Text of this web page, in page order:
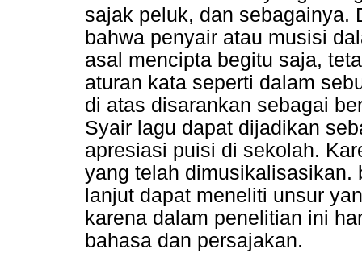
sajak peluk, dan sebagainya.
bahwa penyair atau musisi
asal mencipta begitu saja,
aturan kata seperti dalam
di atas disarankan sebagai
Syair lagu dapat dijadikan
apresiasi puisi di sekolah.
yang telah
lanjut dapat meneliti unsur
karena dalam penelitian ini
bahasa dan persajakan.